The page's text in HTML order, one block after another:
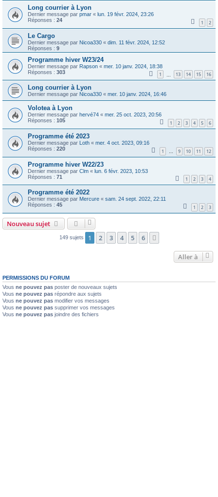
Long courrier à Lyon
Dernier message par pmar « lun. 19 févr. 2024, 23:26
Réponses : 24 1 2
Le Cargo
Dernier message par Nicoa330 « dim. 11 févr. 2024, 12:52
Réponses : 9
Programme hiver W23/24
Dernier message par Rapson « mer. 10 janv. 2024, 18:38
Réponses : 303 1 13 14 15 16
Long courrier à Lyon
Dernier message par Nicoa330 « mer. 10 janv. 2024, 16:46
Volotea à Lyon
Dernier message par hervé74 « mer. 25 oct. 2023, 20:56
Réponses : 105 1 2 3 4 5 6
Programme été 2023
Dernier message par Loth « mer. 4 oct. 2023, 09:16
Réponses : 220 1 … 9 10 11 12
Programme hiver W22/23
Dernier message par Clm « lun. 6 févr. 2023, 10:53
Réponses : 71 1 2 3 4
Programme été 2022
Dernier message par Mercure « sam. 24 sept. 2022, 22:11
Réponses : 45 1 2 3
Nouveau sujet
149 sujets 1 2 3 4 5 6
Aller à
PERMISSIONS DU FORUM
Vous ne pouvez pas poster de nouveaux sujets
Vous ne pouvez pas répondre aux sujets
Vous ne pouvez pas modifier vos messages
Vous ne pouvez pas supprimer vos messages
Vous ne pouvez pas joindre des fichiers